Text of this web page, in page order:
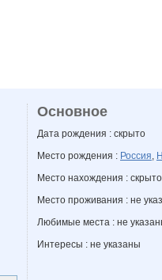
Основное
Дата рождения : скрыто
Место рождения : Россия,
Место нахождения : скрыто
Место проживания : не
Любимые места : не
Интересы : не указаны